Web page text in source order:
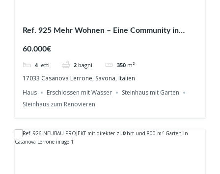
Ref. 925 Mehr Wohnen – Eine Community in
60.000€
4 letti 2 bagni 350 m²
17033 Casanova Lerrone, Savona, Italien
Haus
Erschlossen mit Wasser
Steinhaus mit Garten
Steinhaus zum Renovieren